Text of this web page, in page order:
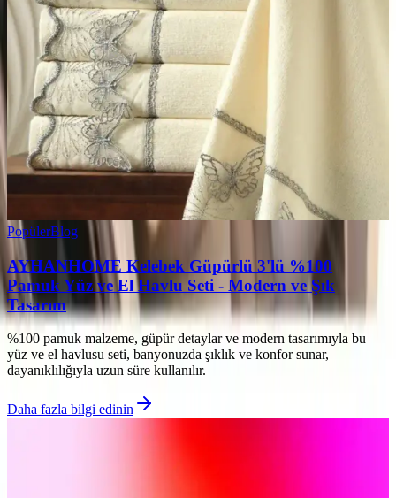
PopülerBlog
AYHANHOME Kelebek Güpürlü 3'lü %100
Pamuk Yüz ve El Havlu Seti - Modern ve Şık
Tasarım
%100 pamuk malzeme, güpür detaylar ve modern tasarımıyla bu
yüz ve el havlusu seti, banyonuzda şıklık ve konfor sunar,
dayanıklılığıyla uzun süre kullanılır.
Daha fazla bilgi edinin